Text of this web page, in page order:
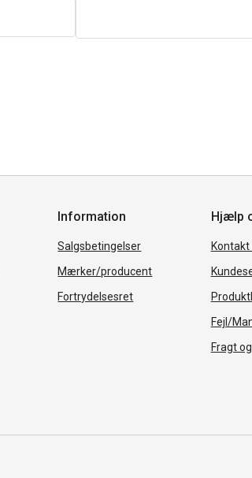
Information
Salgsbetingelser
Mærker/producent
Fortrydelsesret
Hjælp
Kontakt
Fejl/
Fragt